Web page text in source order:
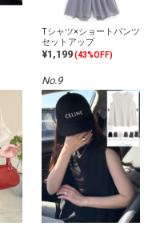
Tシャツ×ショートパンツ
セットアップ
¥1,199 (43%OFF)
No.9